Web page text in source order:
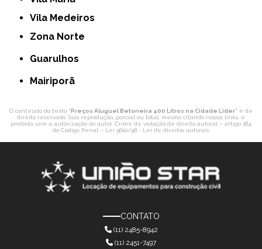
Vila Medeiros
Zona Norte
Guarulhos
Mairiporã
O conteúdo do texto "Preços Aluguel Betoneira 400 Litros na Cidade Líder" é de
direito reservado. Sua reprodução, parcial ou total, mesmo citando nossos links, é
proibida sem a autorização do autor. Crime de violação de direito autoral – artigo 184
do Código Penal – Lei 9610/98 - Lei de direitos autorais.
CONTATO
(11) 2485-8942
(11) 2451-7497